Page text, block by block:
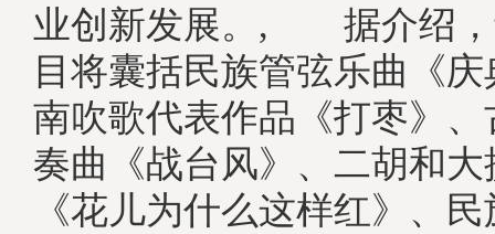
业创新发展。, 据介绍，
目将囊括民族管弦乐曲《
南吹歌代表作品《打枣》
奏曲《战台风》、二胡和
《花儿为什么这样红》、